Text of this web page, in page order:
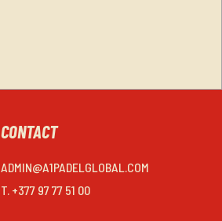
CONTACT
ADMIN@A1PADELGLOBAL.COM
T. +377 97 77 51 00